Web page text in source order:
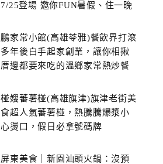
7/25登場 邀你FUN暑假、住一晚
鵬家常小館(高雄苓雅)餐飲界打滾
多年後白手起家創業，讓你相揪
厝邊都要來吃的溫鄉家常熱炒餐
椪嫂蕃薯椪(高雄旗津)旗津老街美
食超人氣蕃薯椪，熱騰騰爆漿小
心燙口，假日必拿號碼牌
屏東美食｜新園汕頭火鍋：沒預